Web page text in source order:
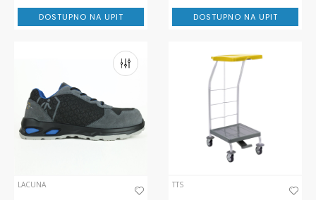
DOSTUPNO NA UPIT DOSTUPNO NA UPIT
LACUNA TTS